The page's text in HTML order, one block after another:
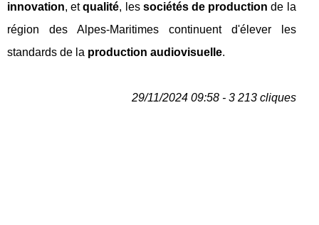
innovation, etqualité, les sociétés de production de la
région des Alpes-Maritimes continuent d'élever les
standards de la production audiovisuelle.
29/11/2024 09:58 - 3 213 cliques